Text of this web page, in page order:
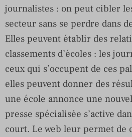
journalistes : on peut cibler
secteur sans se perdre dans
Elles peuvent établir des
classements d’écoles : les
ceux qui s’occupent de ces
elles peuvent donner des
une école annonce une
presse spécialisée s’active
court. Le web leur permet de